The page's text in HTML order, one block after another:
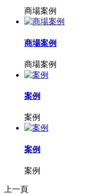
商場案例
商場案例
商場案例
案例
案例
案例
案例
上一頁